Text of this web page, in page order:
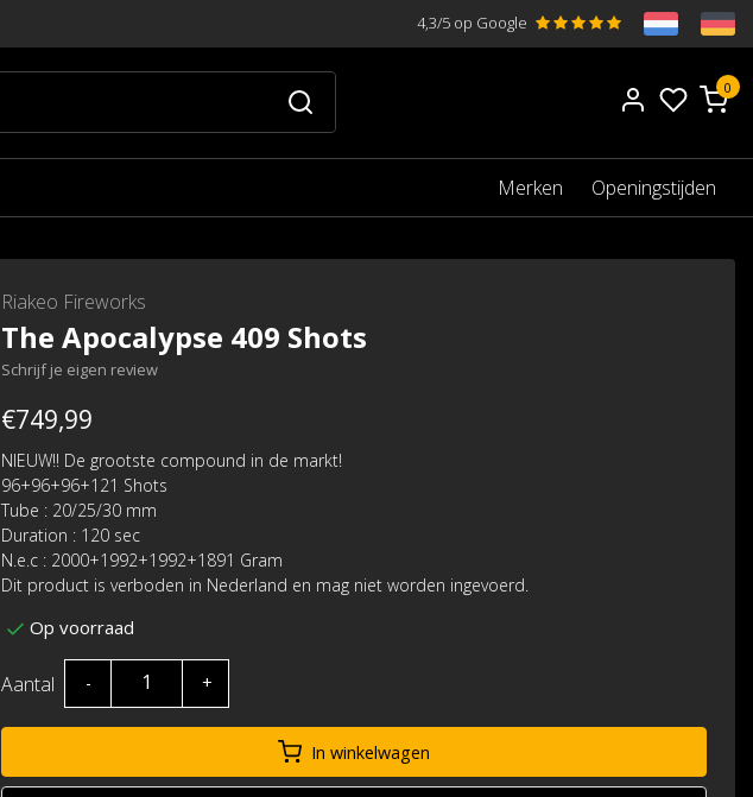
4,3/5 op Google
0
Merken Openingstijden
Riakeo Fireworks
The Apocalypse 409 Shots
Schrijf je eigen review
€749,99
NIEUW!! De grootste compound in de markt!
96+96+96+121 Shots
Tube : 20/25/30 mm
Duration : 120 sec
N.e.c : 2000+1992+1992+1891 Gram
Dit product is verboden in Nederland en mag niet worden ingevoerd.
Op voorraad
Aantal - +
In winkelwagen